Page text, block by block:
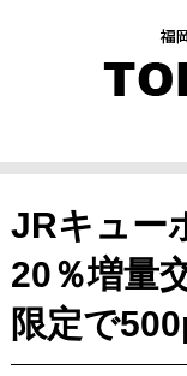
JRキュー
20％増量
限定で